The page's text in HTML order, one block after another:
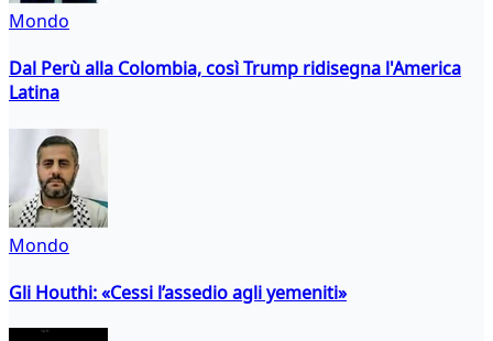
Mondo
Dal Perù alla Colombia, così Trump ridisegna l'America
Latina
Mondo
Gli Houthi: «Cessi l’assedio agli yemeniti»